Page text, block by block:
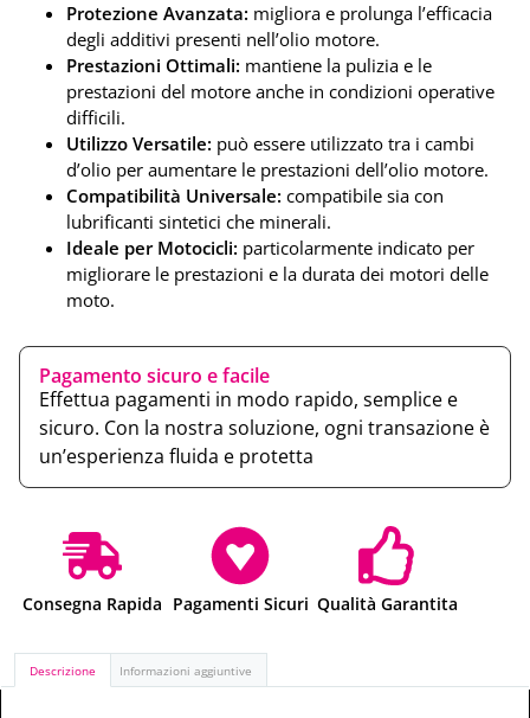
Protezione Avanzata: migliora e prolunga l’efficacia
degli additivi presenti nell’olio motore.
Prestazioni Ottimali: mantiene la pulizia e le
prestazioni del motore anche in condizioni operative
difficili.
Utilizzo Versatile: può essere utilizzato tra i cambi
d’olio per aumentare le prestazioni dell’olio motore.
Compatibilità Universale: compatibile sia con
lubrificanti sintetici che minerali.
Ideale per Motocicli: particolarmente indicato per
migliorare le prestazioni e la durata dei motori delle
moto.
Pagamento sicuro e facile
Effettua pagamenti in modo rapido, semplice e
sicuro. Con la nostra soluzione, ogni transazione è
un’esperienza fluida e protetta
Consegna Rapida Pagamenti Sicuri Qualità Garantita
Descrizione Informazioni aggiuntive